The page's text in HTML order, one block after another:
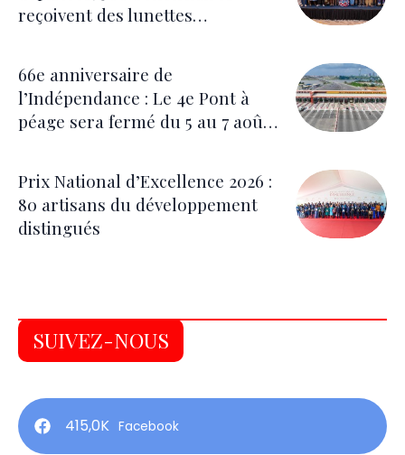
reçoivent des lunettes
66e anniversaire de
l’Indépendance : Le 4e Pont à
péage sera fermé du 5 au 7 août
Prix National d’Excellence 2026 :
80 artisans du développement
distingués
SUIVEZ-NOUS
415,0K Facebook